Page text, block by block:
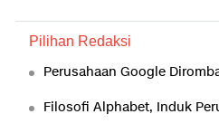
Pilihan Redaksi
Perusahaan Google
Filosofi Alphabet, Induk